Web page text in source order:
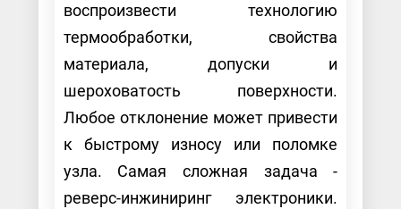
воспроизвести технологию
термообработки, свойства
материала, допуски и
шероховатость поверхности.
Любое отклонение может привести
к быстрому износу или поломке
узла. Самая сложная задача -
реверс-инжиниринг электроники.